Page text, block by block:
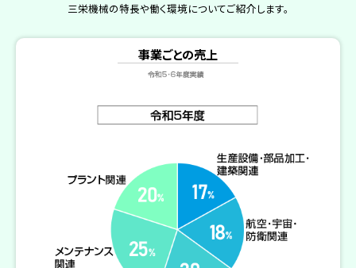
三栄機械の特長や働く環境についてご紹介します。
事業ごとの売上